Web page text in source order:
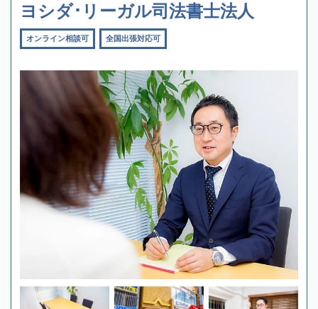
ヨシダ･リーガル司法書士法人
オンライン相談可 全国出張対応可